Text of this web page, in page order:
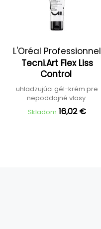
L'Oréal Professionnel
Tecni.Art Flex Liss
Control
uhladzujúci gél-krém pre
nepoddajné vlasy
Skladom 16,02 €